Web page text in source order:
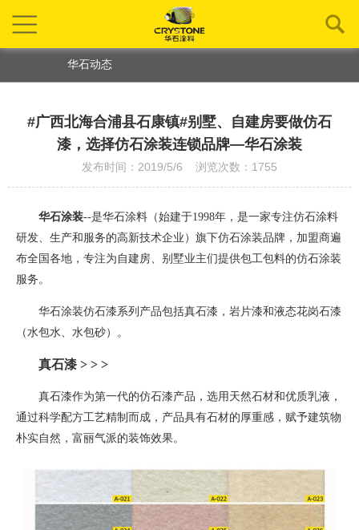
华石动态
#广西北海合浦县石康镇#别墅、自建房要做仿石
漆，选择仿石涂装连锁品牌—华石涂装
发布时间：2019/5/6 浏览次数：1755
华石涂装--是华石涂料（始建于1998年，是一家专注仿石涂料
研发、生产和服务的高新技术企业）旗下仿石涂装品牌 ， 加盟商遍
布全国各地，专注为自建房、别墅业主们提供包工包料的仿石涂装
服务。
华石涂装仿石漆系列产品包括真石漆，岩片漆和液态花岗石漆
（水包水、水包砂）。
真石漆 > > >
真石漆作为第一代的仿石漆产品，选用天然石材和优质乳液，
通过科学配方工艺精制而成，产品具有石材的厚重感，赋予建筑物
朴实自然，富丽气派的装饰效果。